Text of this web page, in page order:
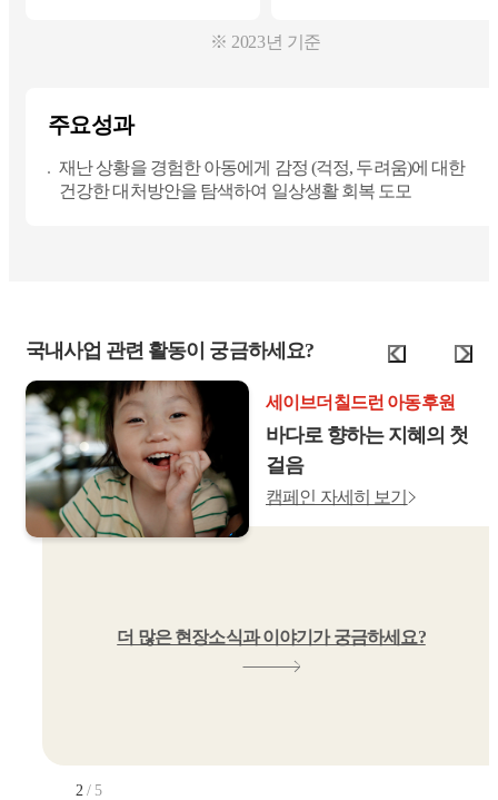
※ 2023년 기준
주요성과
재난 상황을 경험한 아동에게 감정 (걱정, 두려움)에 대한
건강한 대처방안을 탐색하여 일상생활 회복 도모
국내사업 관련 활동이 궁금하세요?
세이브더칠드런 아동후원
'한 아이' 곁에 아무도 없
습니다
캠페인 자세히 보기
더 많은 현장소식과 이야기가 궁금하세요?
세이브더칠드런 아동후원
미소천사 지혜야, 꼭 걷
게 해줄게
캠페인 자세히 보기
더 많은 현장소식과 이야기가 궁금하세요?
세이브더칠드런 아동후원
만성콩팥병 세나, 밤낮으
로 치료비를 버는 아빠
캠페인 자세히 보기
더 많은 현장소식과 이야기가 궁금하세요?
세이브더칠드런 아동후원
바다로 향하는 지혜의 첫
걸음
캠페인 자세히 보기
더 많은 현장소식과 이야기가 궁금하세요?
세이브더칠드런 난방비 후
원
여섯 살 동하와 다섯 살
동주의 겨울나기
더 많은 현장소식과 이야기가 궁금하세요?
세이브더칠드런 아동후원
'한 아이' 곁에 아무도 없
습니다
캠페인 자세히 보기
더 많은 현장소식과 이야기가 궁금하세요?
세이브더칠드런 아동후원
미소천사 지혜야, 꼭 걷
게 해줄게
캠페인 자세히 보기
더 많은 현장소식과 이야기가 궁금하세요?
세이브더칠드런 아동후원
만성콩팥병 세나, 밤낮으
로 치료비를 버는 아빠
캠페인 자세히 보기
더 많은 현장소식과 이야기가 궁금하세요?
세이브더칠드런 아동후원
바다로 향하는 지혜의 첫
걸음
캠페인 자세히 보기
더 많은 현장소식과 이야기가 궁금하세요?
2 / 5